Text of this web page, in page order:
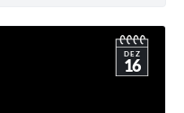
DEZ
16